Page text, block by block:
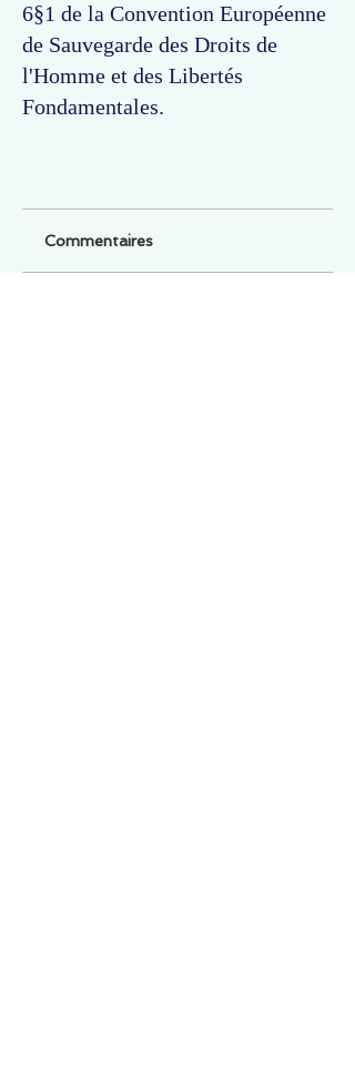
6§1 de la Convention Européenne
de Sauvegarde des Droits de
l'Homme et des Libertés
Fondamentales.
Commentaires